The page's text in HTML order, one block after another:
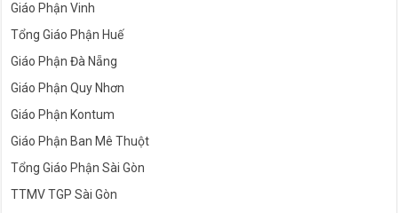
Giáo Phận Vinh
Tổng Giáo Phận Huế
Giáo Phận Đà Nẵng
Giáo Phận Quy Nhơn
Giáo Phận Kontum
Giáo Phận Ban Mê Thuột
Tổng Giáo Phận Sài Gòn
TTMV TGP Sài Gòn